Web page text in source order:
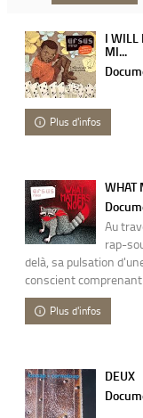
I WILL
MI...
Plus d'infos
WHAT
Au
rap-
delà, sa pulsation
conscient comprenant
Plus d'infos
DEUX